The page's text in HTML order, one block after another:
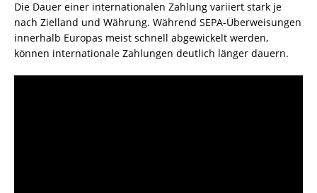
Die Dauer einer internationalen Zahlung variiert stark je
nach Zielland und Währung. Während SEPA-Überweisungen
innerhalb Europas meist schnell abgewickelt werden,
können internationale Zahlungen deutlich länger dauern.